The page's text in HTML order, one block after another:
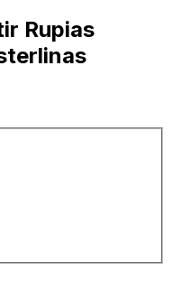
Rupias